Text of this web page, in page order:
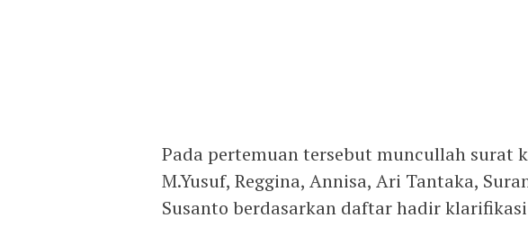
Pada pertemuan tersebut muncullah surat
M.Yusuf, Reggina, Annisa, Ari Tantaka,
Susanto berdasarkan daftar hadir klarifikasi